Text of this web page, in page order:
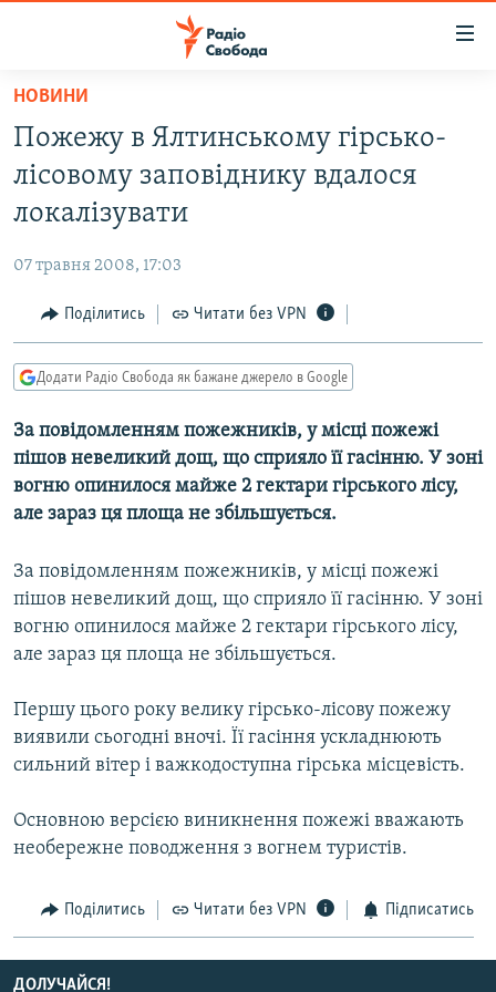
Перейти
основного
матеріалу
до
основної
навігації
Перейти
до
пошуку
ВСЕ ЗА ДОБУ
ЕКОНОМІКА
СУСПІЛЬСТВО
УКРАЇНА
СВІТ
РОСІЙСЬКА «ФІЛЬТРАЦІЯ»
ДОНБАС.РЕАЛІЇ
ТИ ЯК?
СХЕМИ
КИТАЙ.ВИКЛИКИ
МУЛЬТИМЕДІА
СПЕЦПРОЄКТИ
ПОДКАСТИ
РУС
УКР
ДОЛУЧАЙСЯ!
НОВИНИ
Пожежу в Ялтинському гірсько-
лісовому заповіднику вдалося
локалізувати
07 травня 2008, 17:03
Поділитись Читати без VPN
Додати Радіо Свобода як бажане джерело в Google
За повідомленням пожежників, у місці пожежі
пішов невеликий дощ, що сприяло її гасінню. У зоні
вогню опинилося майже 2 гектари гірського лісу,
але зараз ця площа не збільшується.
За повідомленням пожежників, у місці пожежі
пішов невеликий дощ, що сприяло її гасінню. У зоні
вогню опинилося майже 2 гектари гірського лісу,
але зараз ця площа не збільшується.
Першу цього року велику гірсько-лісову пожежу
виявили сьогодні вночі. Її гасіння ускладнюють
сильний вітер і важкодоступна гірська місцевість.
Основною версією виникнення пожежі вважають
необережне поводження з вогнем туристів.
Поділитись Читати без VPN Підписатись
ДОЛУЧАЙСЯ!